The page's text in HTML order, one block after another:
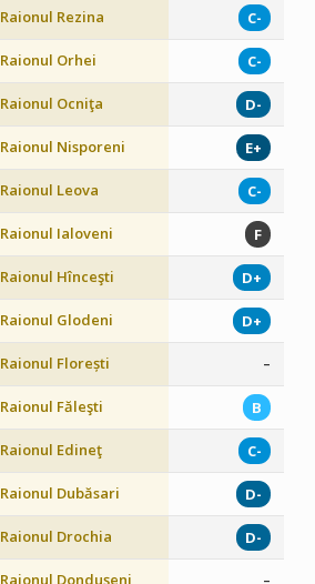
Raionul Rezina C-
Raionul Orhei C-
Raionul Ocniţa D-
Raionul Nisporeni E+
Raionul Leova C-
Raionul Ialoveni F
Raionul Hînceşti D+
Raionul Glodeni D+
Raionul Florești –
Raionul Făleşti B
Raionul Edineţ C-
Raionul Dubăsari D-
Raionul Drochia D-
Raionul Dondușeni –